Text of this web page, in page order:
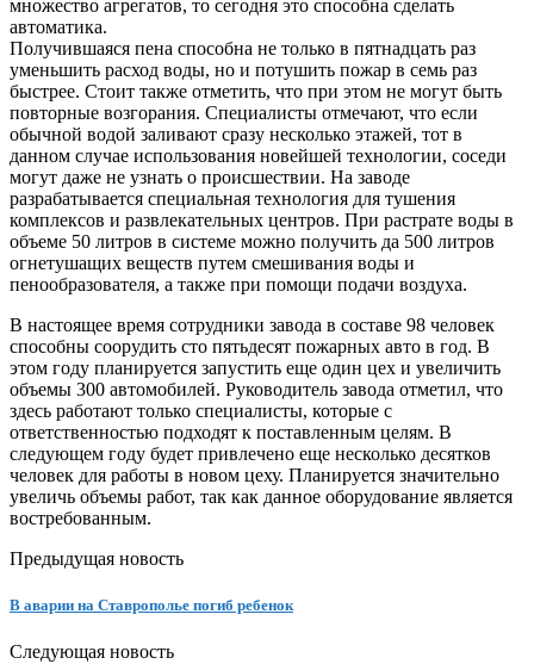
множество агрегатов, то сегодня это способна сделать
автоматика.
Получившаяся пена способна не только в пятнадцать раз
уменьшить расход воды, но и потушить пожар в семь раз
быстрее. Стоит также отметить, что при этом не могут быть
повторные возгорания. Специалисты отмечают, что если
обычной водой заливают сразу несколько этажей, тот в
данном случае использования новейшей технологии, соседи
могут даже не узнать о происшествии. На заводе
разрабатывается специальная технология для тушения
комплексов и развлекательных центров. При растрате воды в
объеме 50 литров в системе можно получить да 500 литров
огнетушащих веществ путем смешивания воды и
пенообразователя, а также при помощи подачи воздуха.
В настоящее время сотрудники завода в составе 98 человек
способны соорудить сто пятьдесят пожарных авто в год. В
этом году планируется запустить еще один цех и увеличить
объемы 300 автомобилей. Руководитель завода отметил, что
здесь работают только специалисты, которые с
ответственностью подходят к поставленным целям. В
следующем году будет привлечено еще несколько десятков
человек для работы в новом цеху. Планируется значительно
увеличь объемы работ, так как данное оборудование является
востребованным.
Предыдущая новость
В аварии на Ставрополье погиб ребенок
Следующая новость